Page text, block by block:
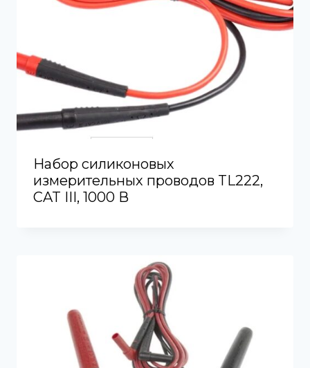
Набор силиконовых
измерительных проводов TL222,
CAT III, 1000 В